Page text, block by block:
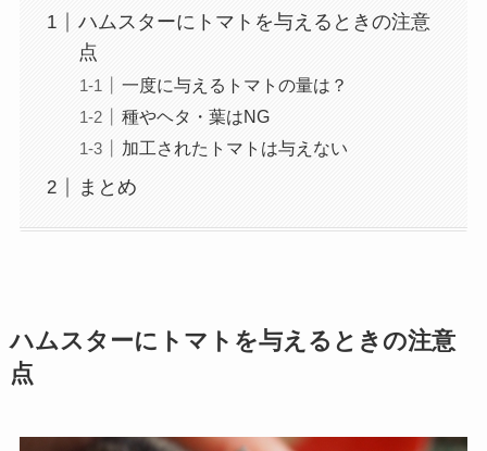
ハムスターにトマトを与えるときの注意
点
一度に与えるトマトの量は？
種やヘタ・葉はNG
加工されたトマトは与えない
まとめ
ハムスターにトマトを与えるときの注意
点